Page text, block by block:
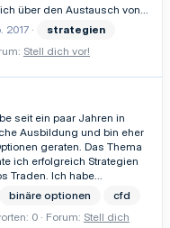
über den Austausch von...
2017
strategien
Stell dich vor!
seit ein paar Jahren in
Ausbildung und bin eher
geraten. Das Thema
ich erfolgreich Strategien
Traden. Ich habe...
binäre optionen
cfd
0 Forum: Stell dich